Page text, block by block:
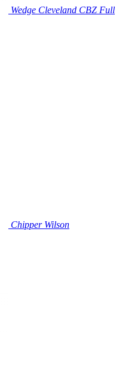
Wedge Cleveland CBZ Full
Chipper Wilson